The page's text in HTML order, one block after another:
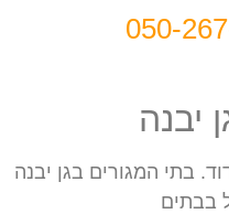
050-
יבנה
בתי המגורים בגן יבנה
בבתים